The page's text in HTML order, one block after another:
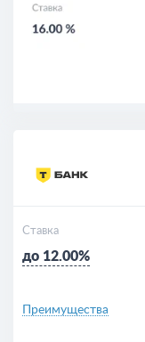
Ставка
до 12.00%
Преимущества